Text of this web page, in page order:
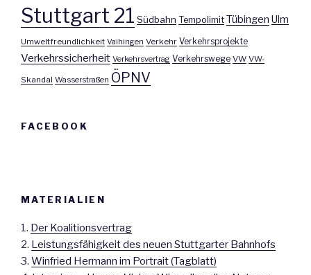
Stuttgart 21 Südbahn Tempolimit Tübingen Ulm
Umweltfreundlichkeit Vaihingen Verkehr Verkehrsprojekte
Verkehrssicherheit Verkehrsvertrag Verkehrswege VW VW-
Skandal Wasserstraßen ÖPNV
FACEBOOK
MATERIALIEN
1. Der Koalitionsvertrag
2. Leistungsfähigkeit des neuen Stuttgarter Bahnhofs
3. Winfried Hermann im Portrait (Tagblatt)